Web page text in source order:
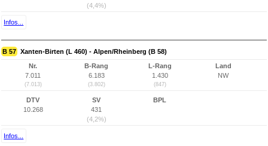
(4,4%)
Infos...
B 57 Xanten-Birten (L 460) - Alpen/Rheinberg (B 58)
Nr.
7.011
(7.013)
B-Rang
6.183
(3.802)
L-Rang
1.430
(847)
Land
NW
DTV
10.268
SV
431
(4,2%)
BPL
Infos...